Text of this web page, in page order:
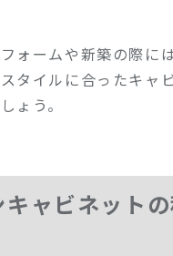
ォームや新築の際に
タイルに合ったキャ
ょう。
キャビネット